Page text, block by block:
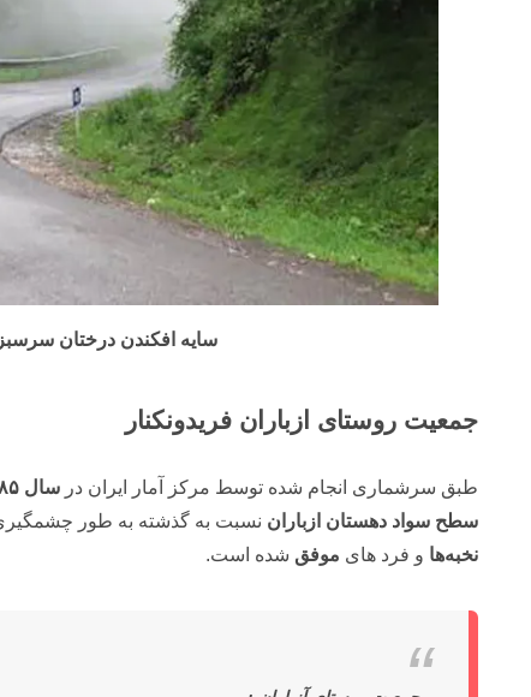
سایه افکندن درختان
جمعیت روستای ازباران فریدونکنار
طبق سرشماری انجام شده توسط مرکز آمار ایران در سال
سطح سواد دهستان ازباران نسبت به گذشته به طور
نخبه‌ها و فرد های موفق شده است.